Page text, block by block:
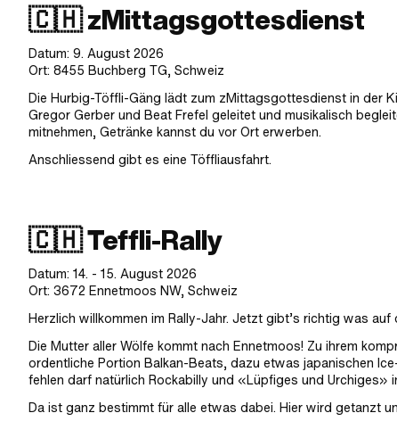
🇨🇭 zMittagsgottesdienst
Datum: 9. August 2026
Ort: 8455 Buchberg TG, Schweiz
Die Hurbig-Töffli-Gäng lädt zum zMittagsgottesdienst in der
Gregor Gerber und Beat Frefel geleitet und musikalisch
mitnehmen, Getränke kannst du vor Ort erwerben.
Anschliessend gibt es eine Töffliausfahrt.
🇨🇭 Teffli-Rally
Datum: 14. - 15. August 2026
Ort: 3672 Ennetmoos NW, Schweiz
Herzlich willkommen im Rally-Jahr. Jetzt gibt’s richtig was auf
Die Mutter aller Wölfe kommt nach Ennetmoos! Zu ihrem
ordentliche Portion Balkan-Beats, dazu etwas japanischen
fehlen darf natürlich Rockabilly und «Lüpfiges und Urchiges»
Da ist ganz bestimmt für alle etwas dabei. Hier wird getanzt